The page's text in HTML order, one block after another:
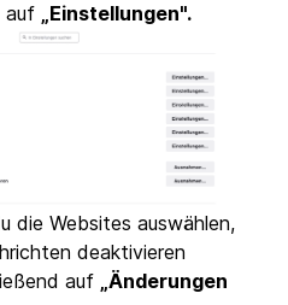
auf „Einstellungen".
die Websites auswählen,
deaktivieren
auf „Änderungen